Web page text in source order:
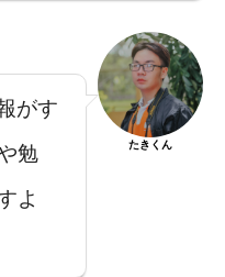
がす
勉
よ
たきくん